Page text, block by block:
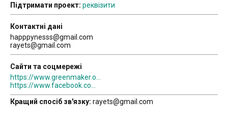
Підтримати проект: реквізити
Контактні дані
happpynesss@gmail.com
rayets@gmail.com
Сайти та соцмережі
Кращий спосіб зв'язку: rayets@gmail.com